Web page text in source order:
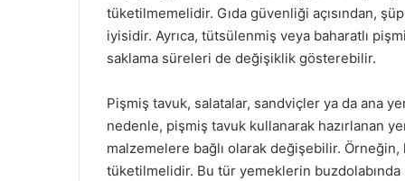
tüketilmemelidir. Gıda güvenliği açısından,
iyisidir. Ayrıca, tütsülenmiş veya baharatlı
saklama süreleri de değişiklik gösterebilir.
Pişmiş tavuk, salatalar, sandviçler ya da ana
nedenle, pişmiş tavuk kullanarak hazırlanan
malzemelere bağlı olarak değişebilir.
tüketilmelidir. Bu tür yemeklerin